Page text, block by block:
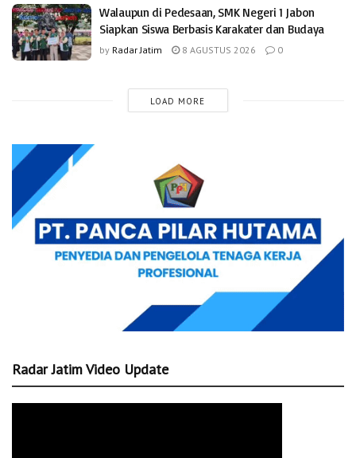
Walaupun di Pedesaan, SMK Negeri 1 Jabon
Siapkan Siswa Berbasis Karakater dan Budaya
by Radar Jatim 8 AGUSTUS 2026 0
LOAD MORE
Radar Jatim Video Update